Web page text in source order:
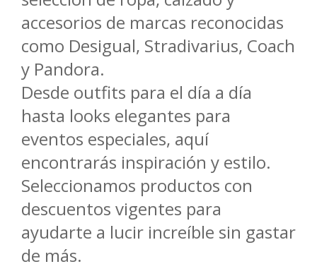
accesorios de marcas reconocidas
como Desigual, Stradivarius, Coach
y Pandora.
Desde outfits para el día a día
hasta looks elegantes para
eventos especiales, aquí
encontrarás inspiración y estilo.
Seleccionamos productos con
descuentos vigentes para
ayudarte a lucir increíble sin gastar
de más.